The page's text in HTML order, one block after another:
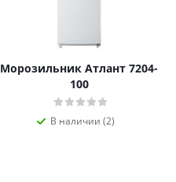
Морозильник Атлант 7204-
100
В наличии (2)